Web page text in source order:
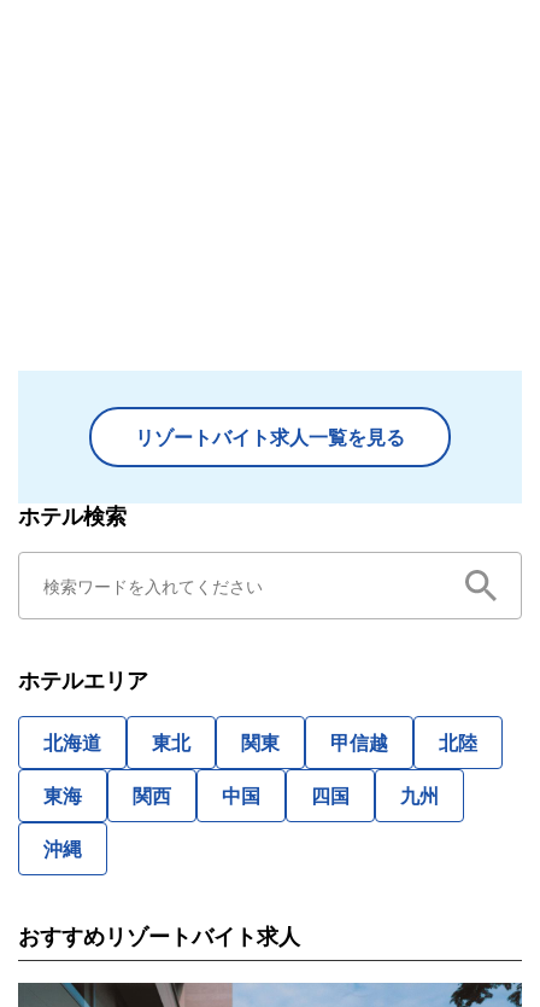
リゾートバイト求人一覧を見る
ホテル検索
ホテルエリア
北海道 東北 関東 甲信越
北陸
東海
関西 中国 四国
九州
沖縄
おすすめリゾートバイト求人